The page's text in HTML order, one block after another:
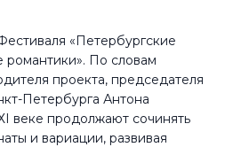
«Петербургские
По словам
проекта, председателя
Петербурга Антона
веке продолжают сочинять
и вариации, развивая